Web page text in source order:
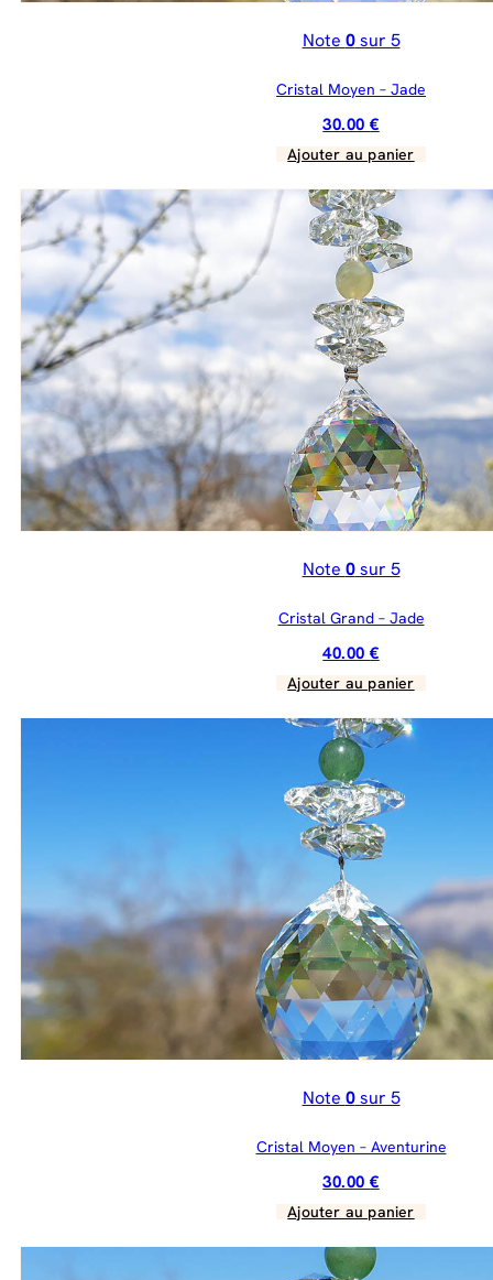
Note 0sur 5
Cristal Moyen – Jade
30.00€
Ajouter au panier
Note 0sur 5
Cristal Grand – Jade
40.00€
Ajouter au panier
Note 0sur 5
Cristal Moyen – Aventurine
30.00€
Ajouter au panier